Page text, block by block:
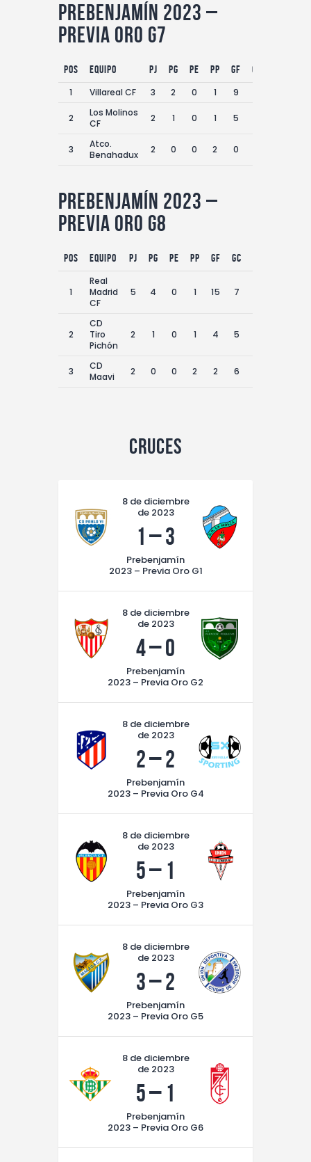
Prebenjamín 2023 –
Previa Oro G7
Pos equipo PJ PG PE PP GF GC
1
Villareal CF 3 2 0 1 9
2
Los Molinos
CF
2 1 0 1 5
3
Atco.
Benahadux
2 0 0 2 0
Prebenjamín 2023 –
Previa Oro G8
Pos equipo PJ PG PE PP GF GC
1
Real
Madrid
CF
5 4 0 1 15 7
2
CD
Tiro
Pichón
2 1 0 1 4 5
3
CD
Maavi
2 0 0 2 2 6
Cruces
8 de diciembre
de 2023
1 –3
Prebenjamín
2023 – Previa Oro G1
8 de diciembre
de 2023
4–0
Prebenjamín
2023 – Previa Oro G2
8 de diciembre
de 2023
2–2
Prebenjamín
2023 – Previa Oro G4
8 de diciembre
de 2023
5– 1
Prebenjamín
2023 – Previa Oro G3
8 de diciembre
de 2023
3–2
Prebenjamín
2023 – Previa Oro G5
8 de diciembre
de 2023
5– 1
Prebenjamín
2023 – Previa Oro G6